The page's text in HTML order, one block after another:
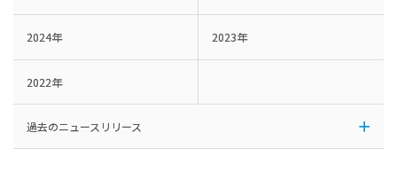
2024年 2023年
2022年
過去のニュースリリース